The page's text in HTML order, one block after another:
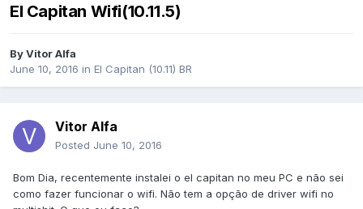
El Capitan Wifi(10.11.5)
ByVitor Alfa
June 10, 2016 in El Capitan (10.11) BR
Vitor Alfa
Posted June 10, 2016
Bom Dia, recentemente instalei o el capitan no meu PC e não sei
como fazer funcionar o wifi. Não tem a opção de driver wifi no